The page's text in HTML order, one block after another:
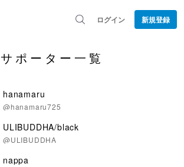
ログイン 新規登録
サポーター一覧
hanamaru
@hanamaru725
ULIBUDDHA/black
@ULIBUDDHA
nappa